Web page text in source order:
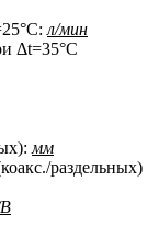
л/мин
Δt=35°C
мм
раздельных)